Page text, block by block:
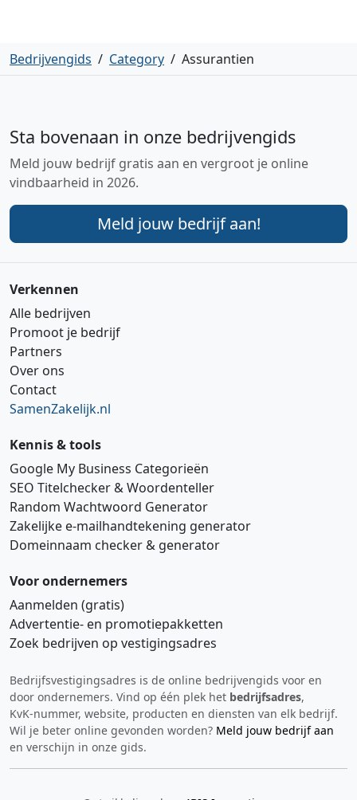
Bedrijvengids / Category / Assurantien
Sta bovenaan in onze bedrijvengids
Meld jouw bedrijf gratis aan en vergroot je online
vindbaarheid in 2026.
Meld jouw bedrijf aan!
Verkennen
Alle bedrijven
Promoot je bedrijf
Partners
Over ons
Contact
SamenZakelijk.nl
Kennis & tools
Google My Business Categorieën
SEO Titelchecker & Woordenteller
Random Wachtwoord Generator
Zakelijke e‑mailhandtekening generator
Domeinnaam checker & generator
Voor ondernemers
Aanmelden (gratis)
Advertentie‑ en promotiepakketten
Zoek bedrijven op vestigingsadres
Bedrijfsvestigingsadres is de online bedrijvengids voor en
door ondernemers. Vind op één plek het bedrijfsadres,
KvK‑nummer, website, producten en diensten van elk bedrijf.
Wil je beter online gevonden worden? Meld jouw bedrijf aan
en verschijn in onze gids.
Hi 👋 We horen graag uw feedback!